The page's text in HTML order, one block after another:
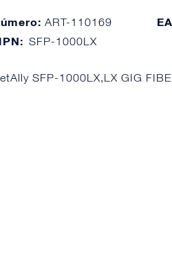
ART-110169
SFP-1000LX
SFP-1000LX,LX GIG